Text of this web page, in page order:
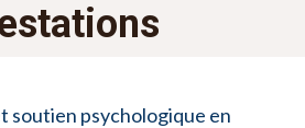
soutien psychologique en